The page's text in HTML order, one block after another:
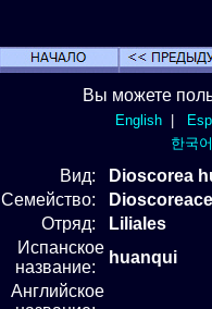
Вы можете
English|
한국어
Вид: Dioscorea
Семейство:
Отряд:
Liliales
Испанское
название:
huanqui
Английское